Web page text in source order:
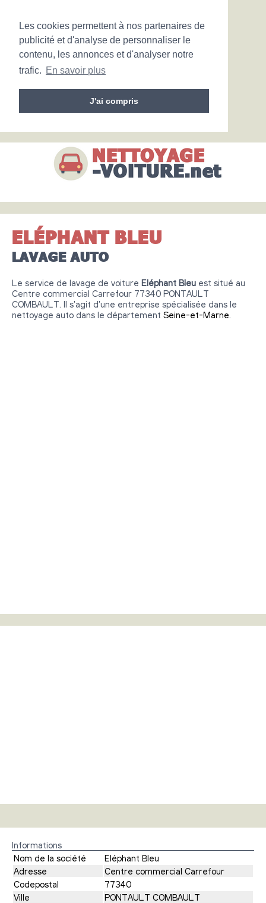
Les cookies permettent à nos partenaires de
publicité et d'analyse de personnaliser le
contenu, les annonces et d'analyser notre
trafic. En savoir plus
J'ai compris
ELÉPHANT BLEU
LAVAGE AUTO
Le service de lavage de voiture Eléphant Bleu est situé au
Centre commercial Carrefour 77340 PONTAULT
COMBAULT. Il s'agit d'une entreprise spécialisée dans le
nettoyage auto dans le département Seine-et-Marne.
Informations
Nom de la société
Eléphant Bleu
Adresse
Centre commercial Carrefour
Codepostal
77340
Ville
PONTAULT COMBAULT